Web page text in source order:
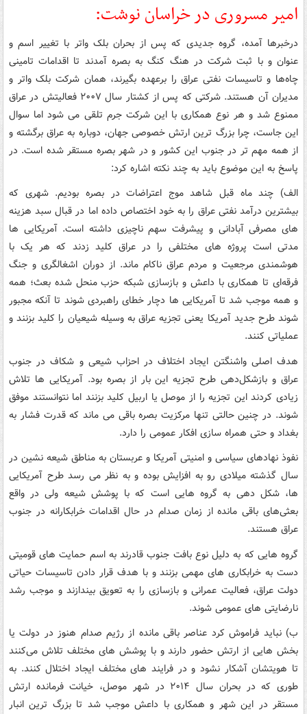
امیر مسروری در خراسان نوشت:
درخبرها آمده، گروه جدیدی که پس از بحران بلک واتر با تغییر اسم و
عنوان و با ثبت شرکت در هنگ کنگ به بصره آمدند تا اقدامات تامینی
چاه‌ها و تاسیسات نفتی عراق را برعهده بگیرند، همان شرکت بلک واتر و
مدیران آن هستند. شرکتی که پس از کشتار سال ۲۰۰۷ فعالیتش در عراق
ممنوع شد و هر نوع همکاری با این شرکت جرم تلقی می شود اما سوال
این جاست، چرا بزرگ ترین ارتش خصوصی جهان، دوباره به عراق برگشته و
از همه مهم تر در جنوب این کشور و در شهر بصره مستقر شده است. در
پاسخ به این موضوع باید به چند نکته اشاره کرد:
الف) چند ماه قبل شاهد موج اعتراضات در بصره بودیم. شهری که
بیشترین درآمد نفتی عراق را به خود اختصاص داده اما در قبال سبد هزینه
های مصرفی آبادانی و پیشرفت سهم ناچیزی داشته است. آمریکایی ها
مدتی است پروژه های مختلفی را در عراق کلید زدند که هر یک با
هوشمندی مرجعیت و مردم عراق ناکام ماند. از دوران اشغالگری و جنگ
فرقه‌ای تا همکاری با داعش و بازسازی شبکه حزب منحل شده بعث؛ همه
و همه موجب شد تا آمریکایی ها دچار خطای راهبردی شوند تا آنکه مجبور
شوند طرح جدید آمریکا یعنی تجزیه عراق به وسیله شیعیان را کلید بزنند و
عملیاتی کنند.
هدف اصلی واشنگتن ایجاد اختلاف در احزاب شیعی و شکاف در جنوب
عراق و بازشکل‌دهی طرح تجزیه این بار از بصره بود. آمریکایی ها تلاش
زیادی کردند این تجزیه را از موصل یا اربیل کلید بزنند اما نتوانستند موفق
شوند. در چنین حالتی تنها مرکزیت بصره باقی می ماند که قدرت فشار به
بغداد و حتی همراه سازی افکار عمومی را دارد.
نفوذ نهادهای سیاسی و امنیتی آمریکا و عربستان به مناطق شیعه نشین در
سال گذشته میلادی رو به افزایش بوده و به نظر می رسد طرح آمریکایی
ها، شکل دهی به گروه هایی است که با پوشش شیعه ولی در واقع
بعثی‌های باقی مانده از زمان صدام در حال اقدامات خرابکارانه در جنوب
عراق هستند.
گروه هایی که به دلیل نوع بافت جنوب قادرند به اسم حمایت های قومیتی
دست به خرابکاری های مهمی بزنند و با هدف قرار دادن تاسیسات حیاتی
دولت عراق، فعالیت عمرانی و بازسازی را به تعویق بیندازند و موجب رشد
نارضایتی های عمومی شوند.
ب) نباید فراموش کرد عناصر باقی مانده از رژیم صدام هنوز در دولت یا
بخش هایی از ارتش حضور دارند و با پوشش های مختلف تلاش می‌کنند
تا هویتشان آشکار نشود و در فرایند های مختلف ایجاد اختلال کنند. به
طوری که در بحران سال ۲۰۱۴ در شهر موصل، خیانت فرمانده ارتش
مستقر در این شهر و همکاری با داعش موجب شد تا بزرگ ترین انبار